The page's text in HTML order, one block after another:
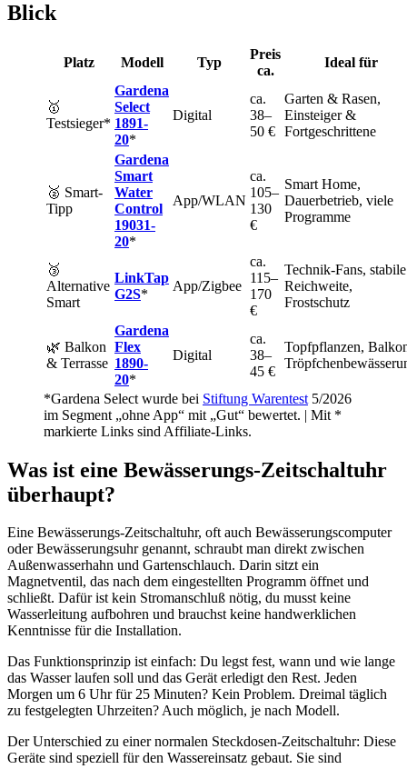
Blick
Platz Modell Typ
Preis
ca.
Ideal für
🥇
Testsieger*
Gardena
Select
1891-
20*
Digital
ca.
38–
50 €
Garten & Rasen,
Einsteiger &
Fortgeschrittene
🥈 Smart-
Tipp
Gardena
Smart
Water
Control
19031-
20*
App/WLAN
ca.
105–
130
€
Smart Home,
Dauerbetrieb, viele
Programme
🥉
Alternative
Smart
LinkTap
G2S*
App/Zigbee
ca.
115–
170
€
Technik-Fans, stabile
Reichweite,
Frostschutz
🌿 Balkon
& Terrasse
Gardena
Flex
1890-
20*
Digital
ca.
38–
45 €
Topfpflanzen,
*Gardena Select wurde bei Stiftung Warentest 5/2026
im Segment „ohne App“ mit „Gut“ bewertet. | Mit *
markierte Links sind Affiliate-Links.
Was ist eine Bewässerungs-Zeitschaltuhr
überhaupt?
Eine Bewässerungs-Zeitschaltuhr, oft auch Bewässerungscomputer
oder Bewässerungsuhr genannt, schraubt man direkt zwischen
Außenwasserhahn und Gartenschlauch. Darin sitzt ein
Magnetventil, das nach dem eingestellten Programm öffnet und
schließt. Dafür ist kein Stromanschluß nötig, du musst keine
Wasserleitung aufbohren und brauchst keine handwerklichen
Kenntnisse für die Installation.
Das Funktionsprinzip ist einfach: Du legst fest, wann und wie lange
das Wasser laufen soll und das Gerät erledigt den Rest. Jeden
Morgen um 6 Uhr für 25 Minuten? Kein Problem. Dreimal täglich
zu festgelegten Uhrzeiten? Auch möglich, je nach Modell.
Der Unterschied zu einer normalen Steckdosen-Zeitschaltuhr: Diese
Geräte sind speziell für den Wassereinsatz gebaut. Sie sind